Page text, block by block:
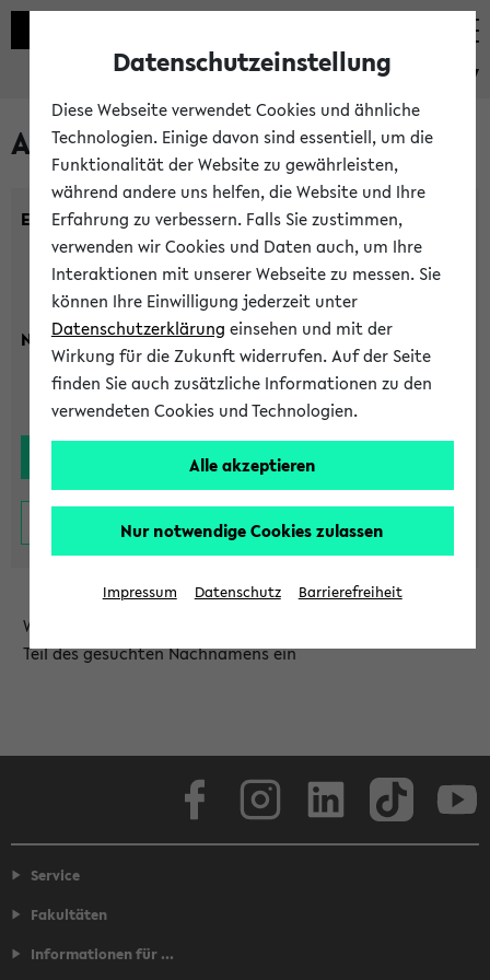
eKVV
Alle Lehrenden
Einrichtung:
Nachname:
Wählen Sie die Einrichtung aus und/oder geben Sie einen
Teil des gesuchten Nachnamens ein
Service
Fakultäten
Informationen für ...
Datenschutzeinstellung
Diese Webseite verwendet Cookies und ähnliche
Technologien. Einige davon sind essentiell, um die
Funktionalität der Website zu gewährleisten,
während andere uns helfen, die Website und Ihre
Erfahrung zu verbessern. Falls Sie zustimmen,
verwenden wir Cookies und Daten auch, um Ihre
Interaktionen mit unserer Webseite zu messen. Sie
können Ihre Einwilligung jederzeit unter
Datenschutzerklärung einsehen und mit der
Wirkung für die Zukunft widerrufen. Auf der Seite
finden Sie auch zusätzliche Informationen zu den
verwendeten Cookies und Technologien.
Alle akzeptieren
Nur notwendige Cookies zulassen
Impressum Datenschutz Barrierefreiheit